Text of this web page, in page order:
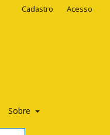
Sobre
Cadastro Acesso